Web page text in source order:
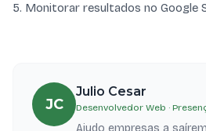
5. Monitorar resultados no Google
JC
Julio Cesar
Desenvolvedor Web ·
Ajudo empresas a